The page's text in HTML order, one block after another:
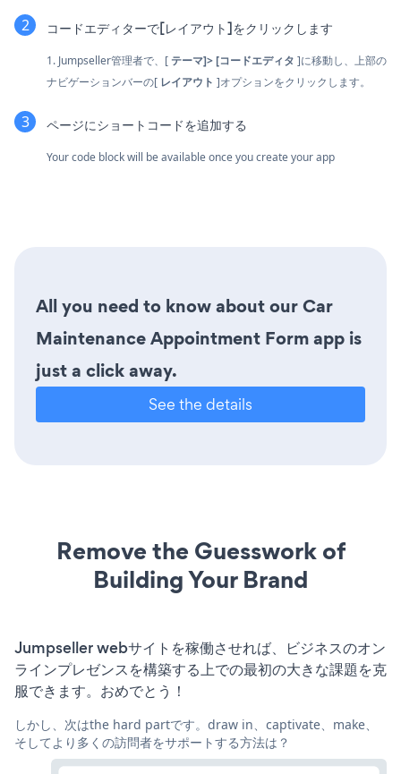
コードエディターで[レイアウト]をクリックします
1. Jumpseller管理者で、[ テーマ]> [コードエディタ ]に移動し、上部の
ナビゲーションバーの[ レイアウト ]オプションをクリックします。
ページにショートコードを追加する
Your code block will be available once you create your app
All you need to know about our Car
Maintenance Appointment Form app is
just a click away.
See the details
Remove the Guesswork of
Building Your Brand
Jumpseller webサイトを稼働させれば、ビジネスのオン
ラインプレゼンスを構築する上での最初の大きな課題を克
服できます。おめでとう！
しかし、次はthe hard partです。draw in、captivate、make、
そしてより多くの訪問者をサポートする方法は？